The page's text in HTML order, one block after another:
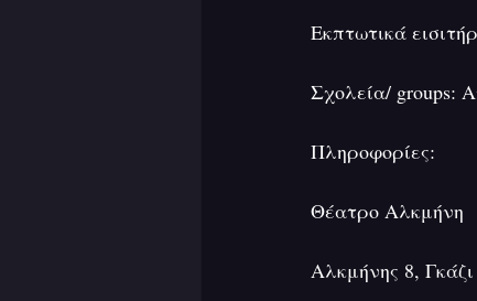
Εκπτωτικά
Σχολεία/ groups:
Πληροφορίες:
Θέατρο Αλκμήνη
Αλκμήνης 8,